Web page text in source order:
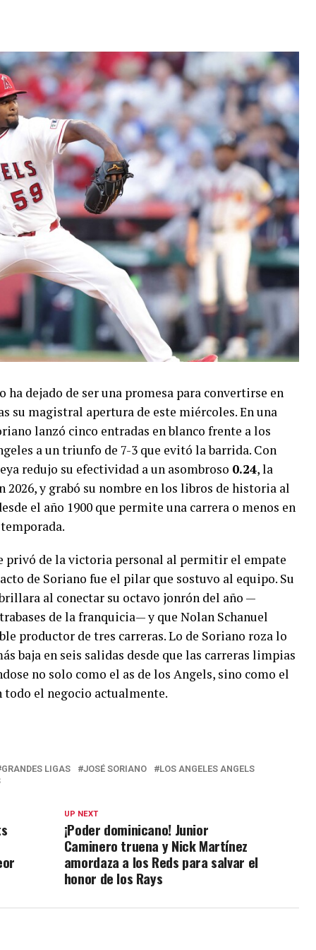
ha dejado de ser una promesa para convertirse en
su magistral apertura de este miércoles. En una
lanzó cinco entradas en blanco frente a los
a un triunfo de 7-3 que evitó la barrida. Con
redujo su efectividad a un asombroso 0.24, la
2026, y grabó su nombre en los libros de historia al
el año 1900 que permite una carrera o menos en
privó de la victoria personal al permitir el empate
de Soriano fue el pilar que sostuvo al equipo. Su
al conectar su octavo jonrón del año —
de la franquicia— y que Nolan Schanuel
productor de tres carreras. Lo de Soriano roza lo
baja en seis salidas desde que las carreras limpias
no solo como el as de los Angels, sino como el
el negocio actualmente.
GRANDES LIGAS JOSÉ SORIANO
LOS ANGELES ANGELS
UP NEXT
¡Poder dominicano! Junior
Caminero truena y Nick Martínez
amordaza a los Reds para salvar el
honor de los Rays